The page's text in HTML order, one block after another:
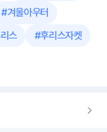
#겨울아우터
스 #후리스자켓